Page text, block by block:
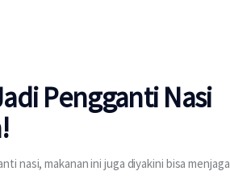
Pengganti Nasi
nasi, makanan ini juga diyakini bisa menjaga